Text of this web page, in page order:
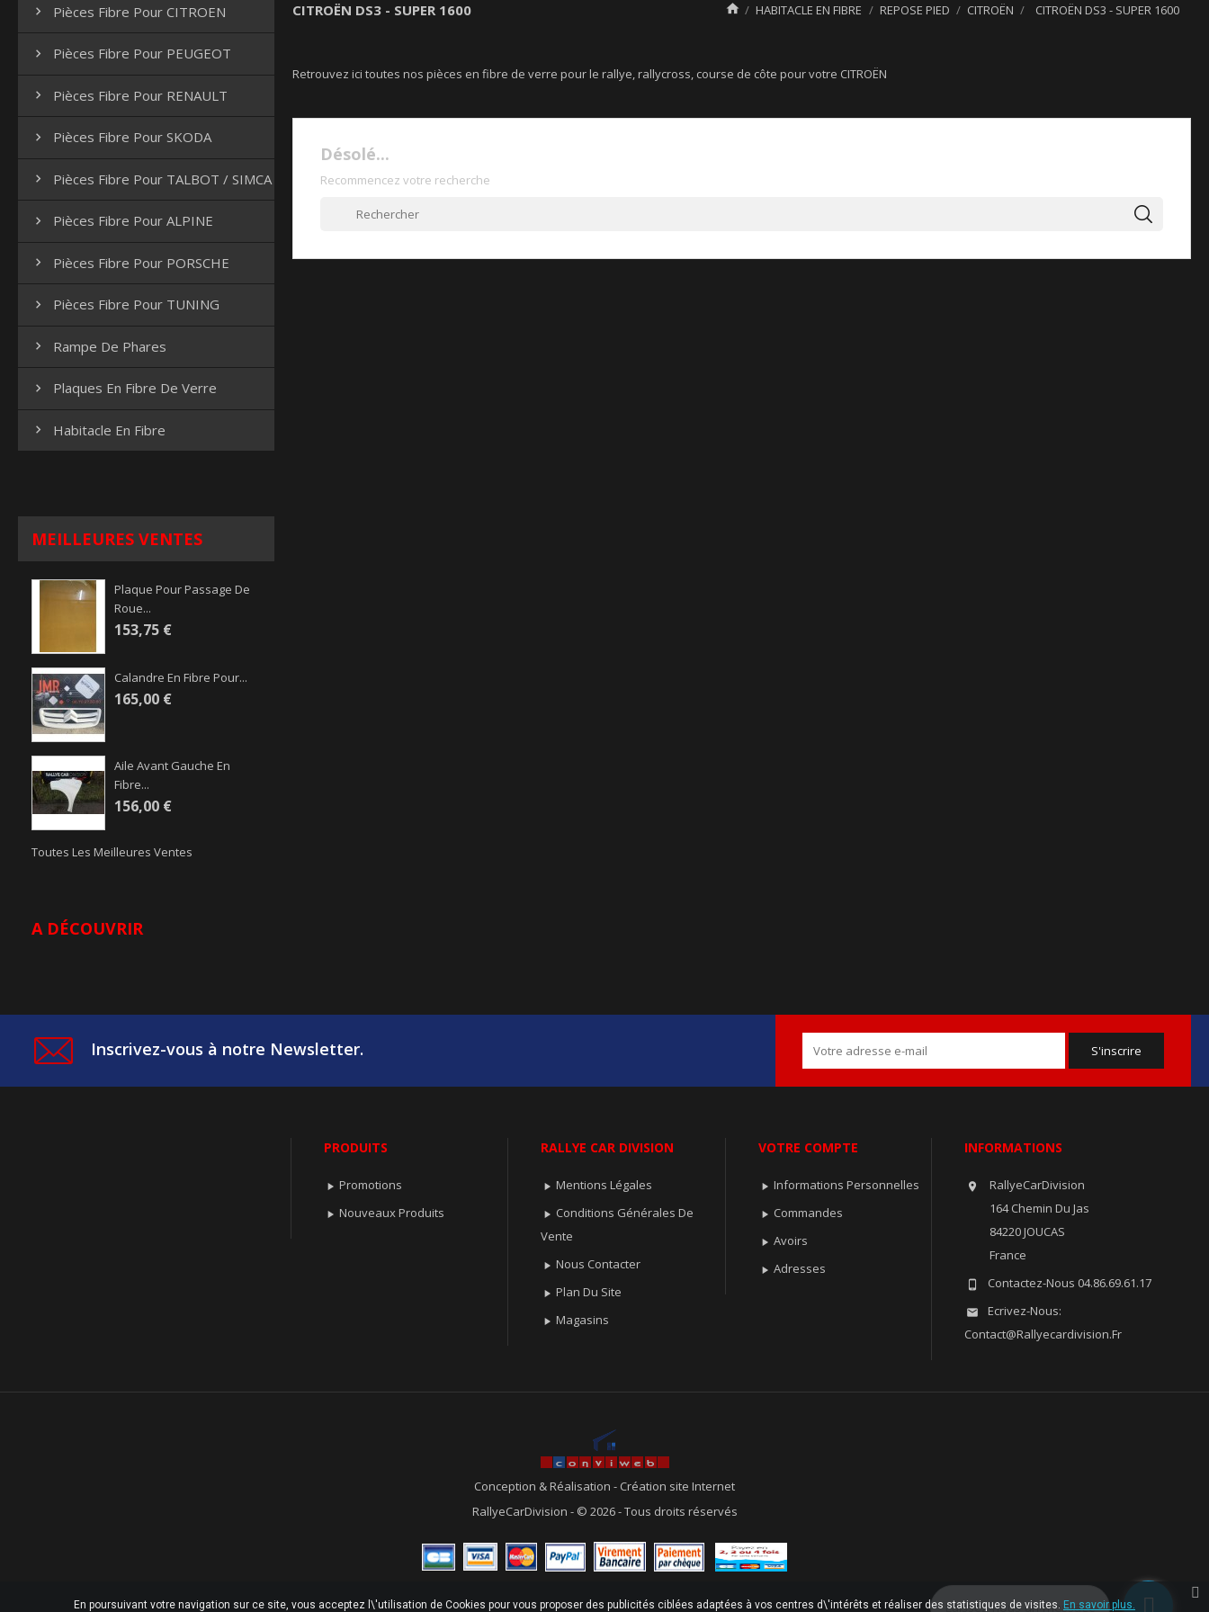
Laissez-nous un message
 Pièces Fibre Pour CITROEN
 Pièces Fibre Pour PEUGEOT
 Pièces Fibre Pour RENAULT
 Pièces Fibre Pour SKODA
 Pièces Fibre Pour TALBOT / SIMCA
 Pièces Fibre Pour ALPINE
 Pièces Fibre Pour PORSCHE
 Pièces Fibre Pour TUNING
 Rampe De Phares
 Plaques En Fibre De Verre
 Habitacle En Fibre
MEILLEURES VENTES
Plaque Pour Passage De
Roue...
153,75 €
Calandre En Fibre Pour...
165,00 €
Aile Avant Gauche En
Fibre...
156,00 €
Toutes Les Meilleures Ventes
A DÉCOUVRIR
 HABITACLE EN FIBRE REPOSE PIED CITROËN CITROËN DS3 - SUPER 1600
CITROËN DS3 - SUPER 1600
Retrouvez ici toutes nos pièces en fibre de verre pour le rallye, rallycross, course de côte pour votre CITROËN
Désolé...
Recommencez votre recherche
Inscrivez-vous à notre Newsletter.
PRODUITS
 Promotions
 Nouveaux Produits
RALLYE CAR DIVISION
 Mentions Légales
 Conditions Générales De
Vente
 Nous Contacter
 Plan Du Site
 Magasins
VOTRE COMPTE
 Informations Personnelles
 Commandes
 Avoirs
 Adresses
INFORMATIONS

RallyeCarDivision
164 Chemin Du Jas
84220 JOUCAS
France
 Contactez-Nous 04.86.69.61.17

Ecrivez-Nous:
Contact@rallyecardivision.fr
Conception & Réalisation - Création site Internet
RallyeCarDivision - © 2026 - Tous droits réservés
En poursuivant votre navigation sur ce site, vous acceptez l\'utilisation de Cookies pour vous proposer des publicités ciblées adaptées à vos centres d\'intérêts et réaliser des statistiques de visites. En savoir plus.